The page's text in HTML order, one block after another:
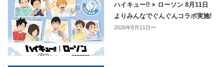
ハイキュー!! × ローソン 8月11日
よりみんなでぐんぐんコラボ実施!
2026年8月11日〜